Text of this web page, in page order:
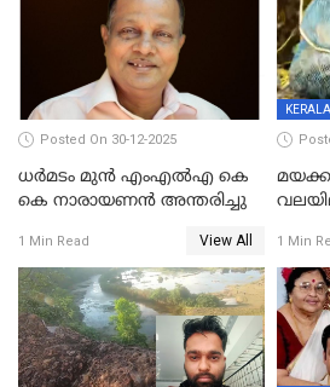
Posted On 30-12-2025
ധർമടം മുൻ എംഎല്‍എ കെ
കെ നാരായണന്‍ അന്തരിച്ചു
1 Min Read View All
KERALA
1 Min